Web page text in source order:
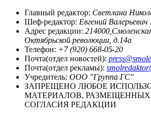
Главный редактор: Светлана
Шеф-редактор: Евгений
Адрес редакции:
Октябрьской революции, д.14а
Телефон: +7 (920) 668-05-20
Почта(отдел новостей):
Почта(отдел рекламы):
Учредитель: ООО "Группа ГС"
ЗАПРЕЩЕНО ЛЮБОЕ
МАТЕРИАЛОВ, РАЗМЕЩЕННЫХ
СОГЛАСИЯ РЕДАКЦИИ